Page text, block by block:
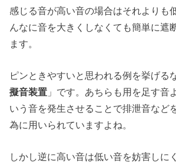
感じる音が高い音の場合はそれよりも
んなに音を大きくしなくても簡単に遮
ます。
ピンときやすいと思われる例を挙げる
擬音装置 」です。あちらも用を足す音
いう音を発生させることで排泄音など
為に用いられていますよね。
しかし逆に高い音は低い音を妨害しに